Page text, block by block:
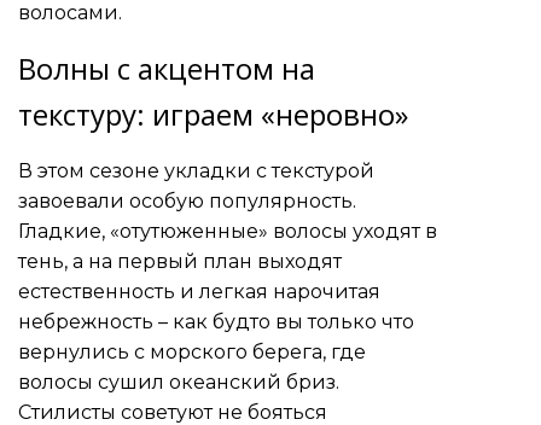
волосами.
Волны с акцентом на
текстуру: играем «неровно»
В этом сезоне укладки с текстурой
завоевали особую популярность.
Гладкие, «отутюженные» волосы уходят в
тень, а на первый план выходят
естественность и легкая нарочитая
небрежность – как будто вы только что
вернулись с морского берега, где
волосы сушил океанский бриз.
Стилисты советуют не бояться